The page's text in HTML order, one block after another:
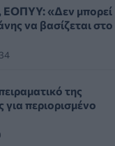
γυναικών
της διασποράς
ΕΟΠΥΥ: «Δεν μπορεί
να βασίζεται στο
της
περιορισμένο